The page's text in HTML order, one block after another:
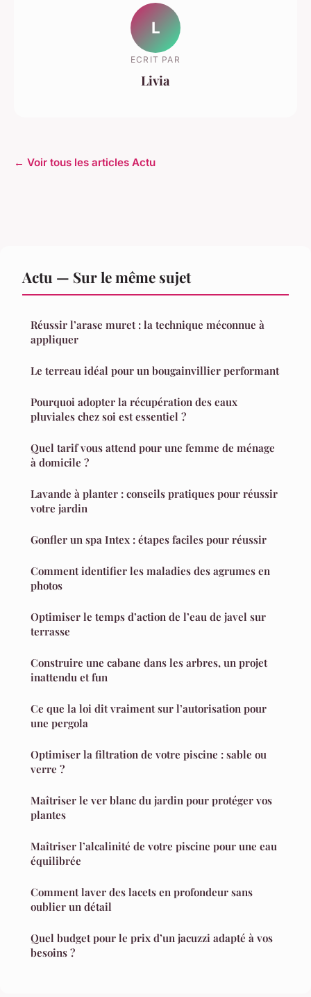
L
ECRIT PAR
Livia
← Voir tous les articles Actu
Actu — Sur le même sujet
Réussir l’arase muret : la technique méconnue à
appliquer
Le terreau idéal pour un bougainvillier performant
Pourquoi adopter la récupération des eaux
pluviales chez soi est essentiel ?
Quel tarif vous attend pour une femme de ménage
à domicile ?
Lavande à planter : conseils pratiques pour réussir
votre jardin
Gonfler un spa Intex : étapes faciles pour réussir
Comment identifier les maladies des agrumes en
photos
Optimiser le temps d’action de l’eau de javel sur
terrasse
Construire une cabane dans les arbres, un projet
inattendu et fun
Ce que la loi dit vraiment sur l’autorisation pour
une pergola
Optimiser la filtration de votre piscine : sable ou
verre ?
Maîtriser le ver blanc du jardin pour protéger vos
plantes
Maîtriser l’alcalinité de votre piscine pour une eau
équilibrée
Comment laver des lacets en profondeur sans
oublier un détail
Quel budget pour le prix d’un jacuzzi adapté à vos
besoins ?